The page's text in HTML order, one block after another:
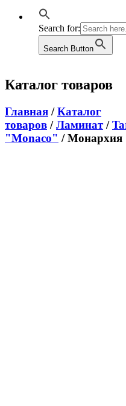
Search for:
Search Button
Каталог товаров
Главная /Каталог
товаров /Ламинат/
"Monaco" / Mонархия